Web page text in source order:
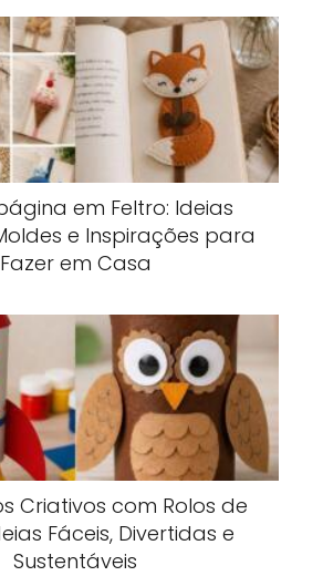
em Feltro: Ideias
e Inspirações para
Fazer em Casa
Criativos com Rolos de
Fáceis, Divertidas e
Sustentáveis